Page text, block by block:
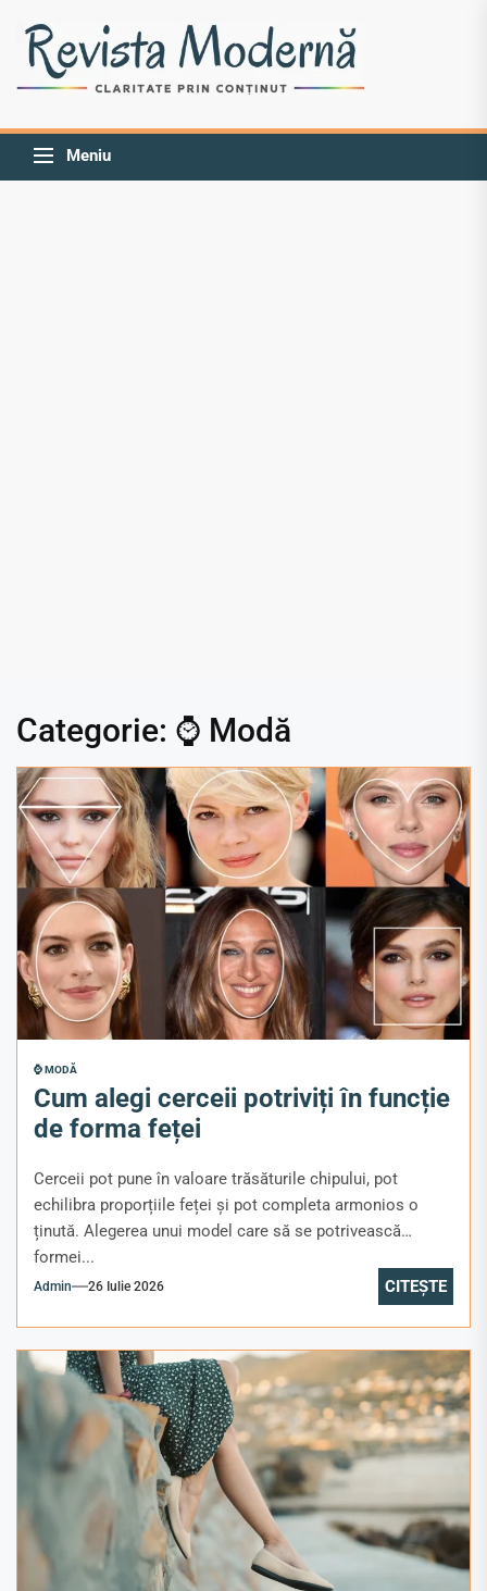
content
Meniu
Categorie: ⌚ Modă
⌚ MODĂ
Cum alegi cerceii potriviți în funcție
de forma feței
Cerceii pot pune în valoare trăsăturile chipului, pot
echilibra proporțiile feței și pot completa armonios o
ținută. Alegerea unui model care să se potrivească
formei...
Admin 26 Iulie 2026 CITEȘTE